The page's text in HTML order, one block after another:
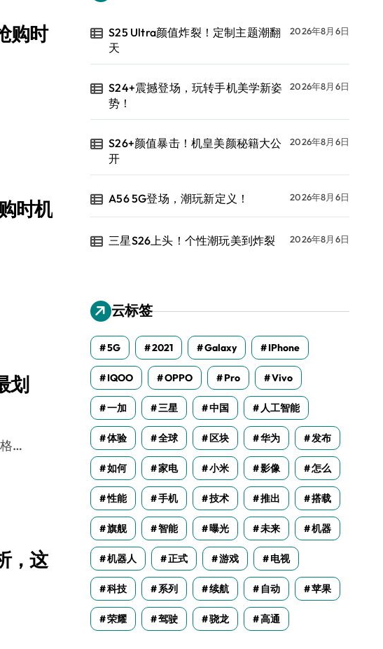
购时
时机
划
格…
，这
S25 Ultra颜值炸裂！定制主题潮翻
天
2026年8月6日
S24+震撼登场，玩转手机美学新姿
势！
2026年8月6日
S26+颜值暴击！机皇美颜秘籍大公
开
2026年8月6日
A56 5G登场，潮玩新定义！ 2026年8月6日
三星S26上头！个性潮玩美到炸裂 2026年8月6日
云标签
5G 2021 Galaxy IPhone
IQOO OPPO Pro Vivo
一加 三星 中国 人工智能
体验 全球 区块 华为 发布
如何 家电 小米 影像 怎么
性能 手机 技术 推出 搭载
旗舰 智能 曝光 未来 机器
机器人 正式 游戏 电视
科技 系列 续航 自动 苹果
荣耀 驾驶 骁龙 高通